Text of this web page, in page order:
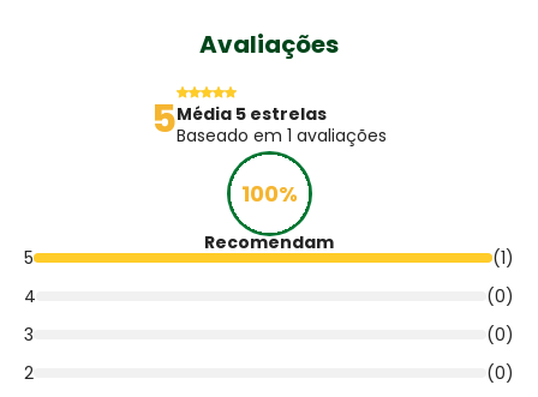
AMACIANTE -YPÊ
AMACIANTE
DESINFETANTE
ESPONJA MULTIUSO
1 LIMPADOR MULTIUSO -VEJA 500ml
Avaliações
5Média 5 estrelas
Baseado em 1 avaliações
100%
Recomendam
5
(1)
4
(0)
3
(0)
2
(0)